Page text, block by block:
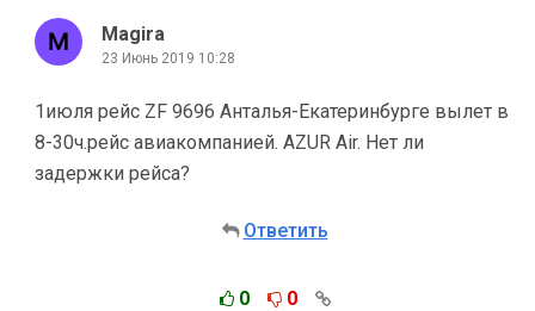
Magira
23 Июнь 2019 10:28
1июля рейс ZF 9696 Анталья-Екатеринбурге вылет в
8-30ч.рейс авиакомпанией. AZUR Air. Нет ли
задержки рейса?
Ответить
0 0